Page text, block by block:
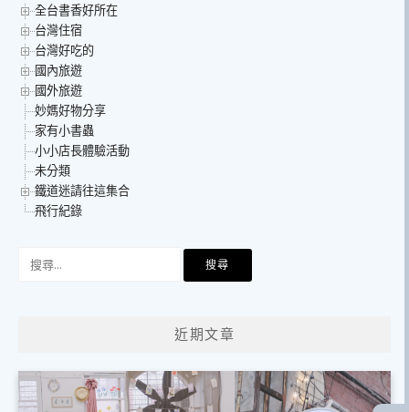
全台書香好所在
台灣住宿
台灣好吃的
國內旅遊
國外旅遊
妙媽好物分享
家有小書蟲
小小店長體驗活動
未分類
鐵道迷請往這集合
飛行紀錄
近期文章